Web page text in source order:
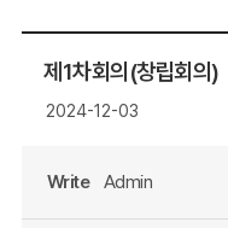
제1차회의(창립회의)
2024-12-03
Write Admin